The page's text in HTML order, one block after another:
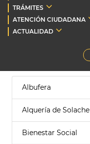
TRÁMITES
ATENCIÓN CIUDADANA
ACTUALIDAD
Albufera
Alquería de Solache
Bienestar Social